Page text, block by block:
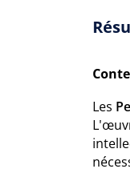
Les